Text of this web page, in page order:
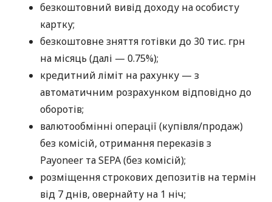
безкоштовний вивід доходу на особисту
картку;
безкоштовне зняття готівки до 30 тис. грн
на місяць (далі — 0.75%);
кредитний ліміт на рахунку — з
автоматичним розрахунком відповідно до
оборотів;
валютообмінні операції (купівля/продаж)
без комісій, отримання переказів з
Payoneer та SEPA (без комісій);
розміщення строкових депозитів на термін
від 7 днів, овернайту на 1 ніч;